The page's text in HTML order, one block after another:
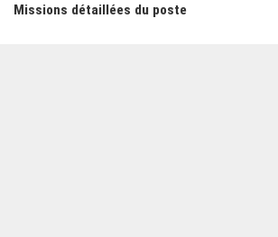
Missions détaillées du poste